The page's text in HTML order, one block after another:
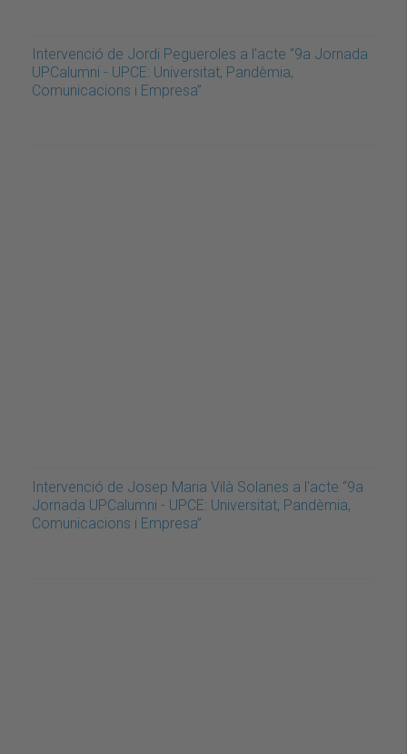
Intervenció de Jordi Pegueroles a l'acte “9a Jornada
UPCalumni - UPCE: Universitat, Pandèmia,
Comunicacions i Empresa”
Intervenció de Josep Maria Vilà Solanes a l'acte “9a
Jornada UPCalumni - UPCE: Universitat, Pandèmia,
Comunicacions i Empresa”